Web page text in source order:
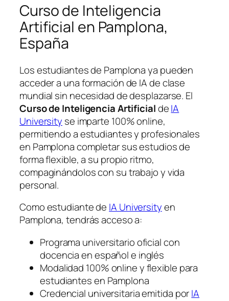
Curso de Inteligencia
Artificial en Pamplona,
España
Los estudiantes de Pamplona ya pueden
acceder a una formación de IA de clase
mundial sin necesidad de desplazarse. El
Curso de Inteligencia ArtificialdeIA
University se imparte 100% online,
permitiendo a estudiantes y profesionales
en Pamplona completar sus estudios de
forma flexible, a su propio ritmo,
compaginándolos con su trabajo y vida
personal.
Como estudiante de IA Universityen
Pamplona, tendrás acceso a:
Programa universitario oficial con
docencia en español e inglés
Modalidad 100% online y flexible para
estudiantes en Pamplona
Credencial universitaria emitida porIA